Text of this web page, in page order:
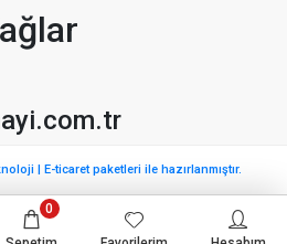
0
| E-ticaret paketleri ile hazırlanmıştır.